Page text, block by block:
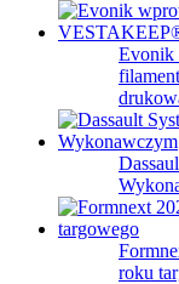
Evonik
roku